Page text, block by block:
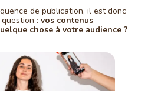
de publication, il est donc
: vos contenus
chose à votre audience ?